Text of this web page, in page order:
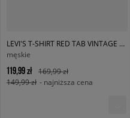
LEVI'S T-SHIRT RED TAB VINTAGE TEE BROWNS
męskie
119,99 zł
169,99 zł
149,99 zł - najniższa cena